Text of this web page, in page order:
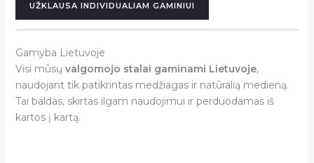
UŽKLAUSA INDIVIDUALIAM GAMINIUI
Gamyba Lietuvoje
Visi mūsų valgomojo stalai gaminami Lietuvoje,
naudojant tik patikrintas medžiagas ir natūralią medieną.
Tai baldas, skirtas ilgam naudojimui ir perduodamas iš
kartos į kartą.